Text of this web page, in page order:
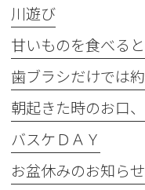
川遊び
バスケＤＡＹ
お盆休みのお知らせ